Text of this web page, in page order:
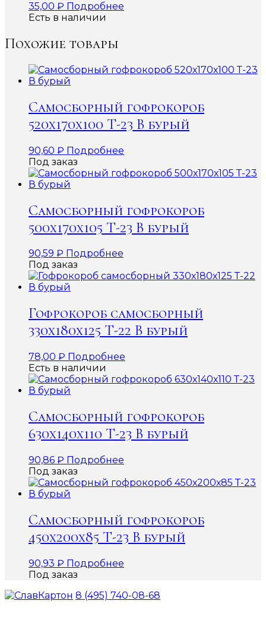
35,00 ₽ Подробнее
Есть в наличии
Похожие товары
Самосборный гофрокороб
520х170х100 Т-23 В бурый
90,60 ₽ Подробнее
Под заказ
Самосборный гофрокороб
500х170х105 Т-23 В бурый
90,59 ₽ Подробнее
Под заказ
Гофрокороб самосборный
330х180х125 Т-22 В бурый
78,00 ₽ Подробнее
Есть в наличии
Самосборный гофрокороб
630х140х110 Т-23 В бурый
90,86 ₽ Подробнее
Под заказ
Самосборный гофрокороб
450х200х85 Т-23 В бурый
90,93 ₽ Подробнее
Под заказ
8 (495) 740-08-68